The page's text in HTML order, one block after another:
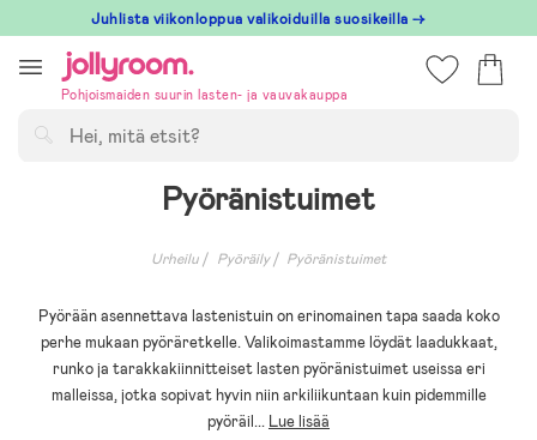
till
innehållet
Juhlista viikonloppua valikoiduilla suosikeilla →
Pohjoismaiden suurin lasten- ja vauvakauppa
Pyöränistuimet
Urheilu Pyöräily Pyöränistuimet
Pyörään asennettava lastenistuin on erinomainen tapa saada koko
perhe mukaan pyöräretkelle. Valikoimastamme löydät laadukkaat,
runko ja tarakkakiinnitteiset lasten pyöränistuimet useissa eri
malleissa, jotka sopivat hyvin niin arkiliikuntaan kuin pidemmille
pyöräil... Lue lisää